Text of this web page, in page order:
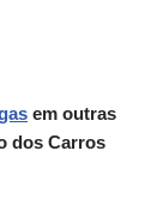
em outras
dos Carros